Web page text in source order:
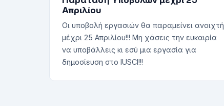
Απριλίου
Οι υποβολή εργασιών θα παραμείνει ανοιχτή
μέχρι 25 Απριλίου!!! Μη χάσεις την ευκαιρία
να υποβάλλεις κι εσύ μια εργασία για
δημοσίευση στο IUSCI!!!